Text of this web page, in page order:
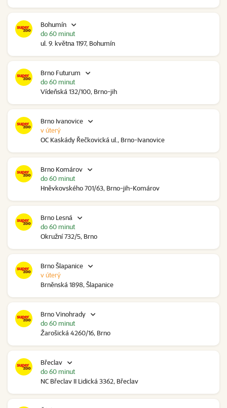
Bohumín
ul. 9. května 1197, Bohumín
do 60 minut
Brno Futurum
Vídeňská 132/100, Brno-jih
do 60 minut
Brno Ivanovice
OC Kaskády Řečkovická ul., Brno-Ivanovice
v úterý
Brno Komárov
Hněvkovského 701/63, Brno-jih-Komárov
do 60 minut
Brno Lesná
Okružní 732/5, Brno
do 60 minut
Brno Šlapanice
Brněnská 1898, Šlapanice
v úterý
Brno Vinohrady
Žarošická 4260/16, Brno
do 60 minut
Břeclav
NC Břeclav II Lidická 3362, Břeclav
do 60 minut